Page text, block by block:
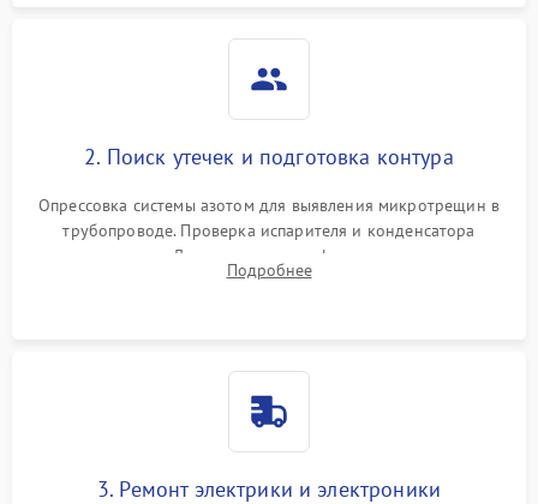
1800 ₽
2. Поиск утечек и подготовка контура
Опрессовка системы азотом для выявления микротрещин в
трубопроводе. Проверка испарителя и конденсатора
течеискателем. Демонтаж старого фильтра-осушителя и
продувка капиллярной трубки для устранения засоров.
Подробнее
3. Ремонт электрики и электроники